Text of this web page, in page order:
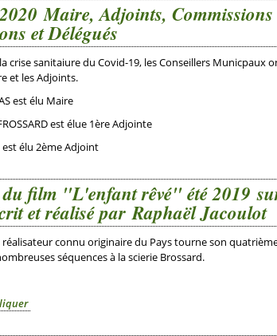
Maire, Adjoints, Commissions
et Délégués
crise sanitaiure du Covid-19, les Conseillers Municpaux
et les Adjoints.
est élu Maire
est élue 1ère Adjointe
est élu 2ème Adjoint
du film "L'enfant rêvé" été 2019
et réalisé par Raphaël Jacoulot
réalisateur connu originaire du Pays tourne son
séquences à la scierie Brossard.